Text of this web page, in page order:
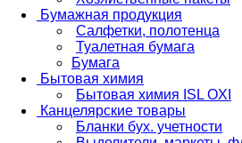
Бумажная продукция
Салфетки, полотенца
Туалетная бумага
Бумага
Бытовая химия
Бытовая химия ISL OXI
Канцелярские товары
Бланки бух. учетности